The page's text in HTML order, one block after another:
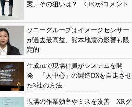
案、その狙いは？ CFOがコメント
ソニーグループはイメージセンサー
が過去最高益、熊本地震の影響も限
定的
生成AIで現場社員がシステムを開
発 「人中心」の製造DXを自走させ
た3社の方法
現場の作業効率やミスを改善 XRグ